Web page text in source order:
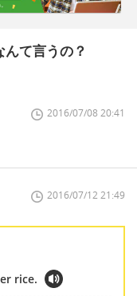
て言うの？
2016/07/08 20:41
2016/07/12 21:49
rice.